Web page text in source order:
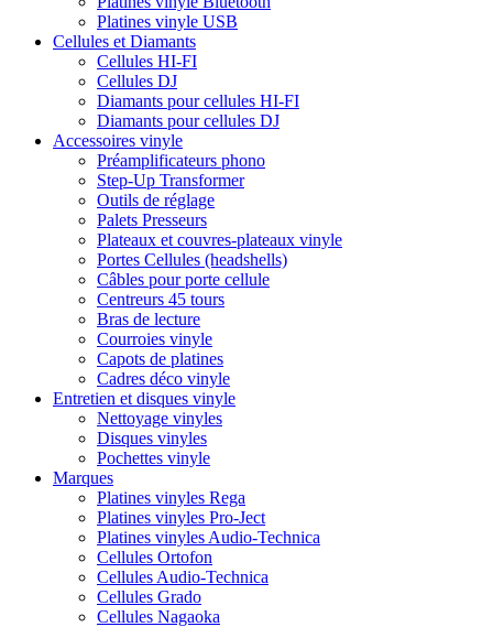
Platines vinyle USB
Cellules et Diamants
Cellules HI-FI
Cellules DJ
Diamants pour cellules HI-FI
Diamants pour cellules DJ
Accessoires vinyle
Préamplificateurs phono
Step-Up Transformer
Outils de réglage
Palets Presseurs
Plateaux et couvres-plateaux vinyle
Portes Cellules (headshells)
Câbles pour porte cellule
Centreurs 45 tours
Bras de lecture
Courroies vinyle
Capots de platines
Cadres déco vinyle
Entretien et disques vinyle
Nettoyage vinyles
Disques vinyles
Pochettes vinyle
Marques
Platines vinyles Rega
Platines vinyles Pro-Ject
Platines vinyles Audio-Technica
Cellules Ortofon
Cellules Audio-Technica
Cellules Grado
Cellules Nagaoka